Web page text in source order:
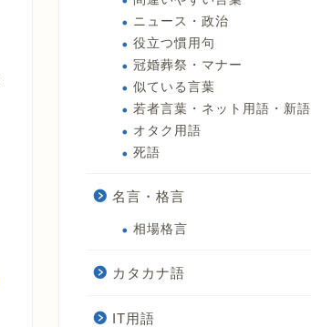
ニュース・政治
役立つ慣用句
冠婚葬祭・マナー
似ている言葉
若者言葉・ネット用語・新語
オタク用語
死語
名言・格言
相場格言
カタカナ語
IT用語